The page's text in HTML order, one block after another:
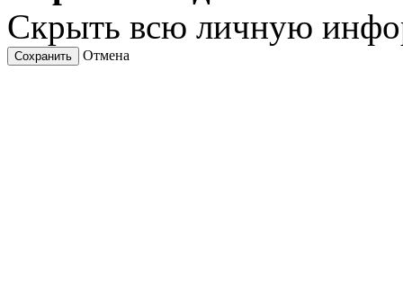
Скрыть всю личную
Сохранить Отмена